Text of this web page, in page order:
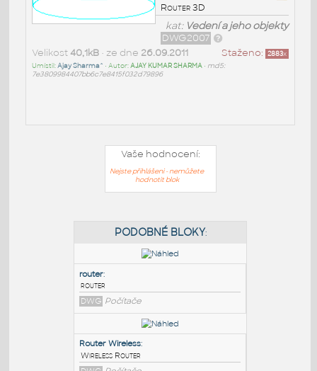
Router 3D
kat: Vedení a jeho objekty
DWG2007
Staženo: 2883x
Velikost 40,1kB• ze dne 26.09.2011
Umístil:Ajay Sharma^ • Autor:AJAY KUMAR SHARMA• md5:
7e3809984407bb6c7e8415f032d79896
Vaše hodnocení:
Nejste přihlášeni - nemůžete
hodnotit blok
PODOBNÉ BLOKY